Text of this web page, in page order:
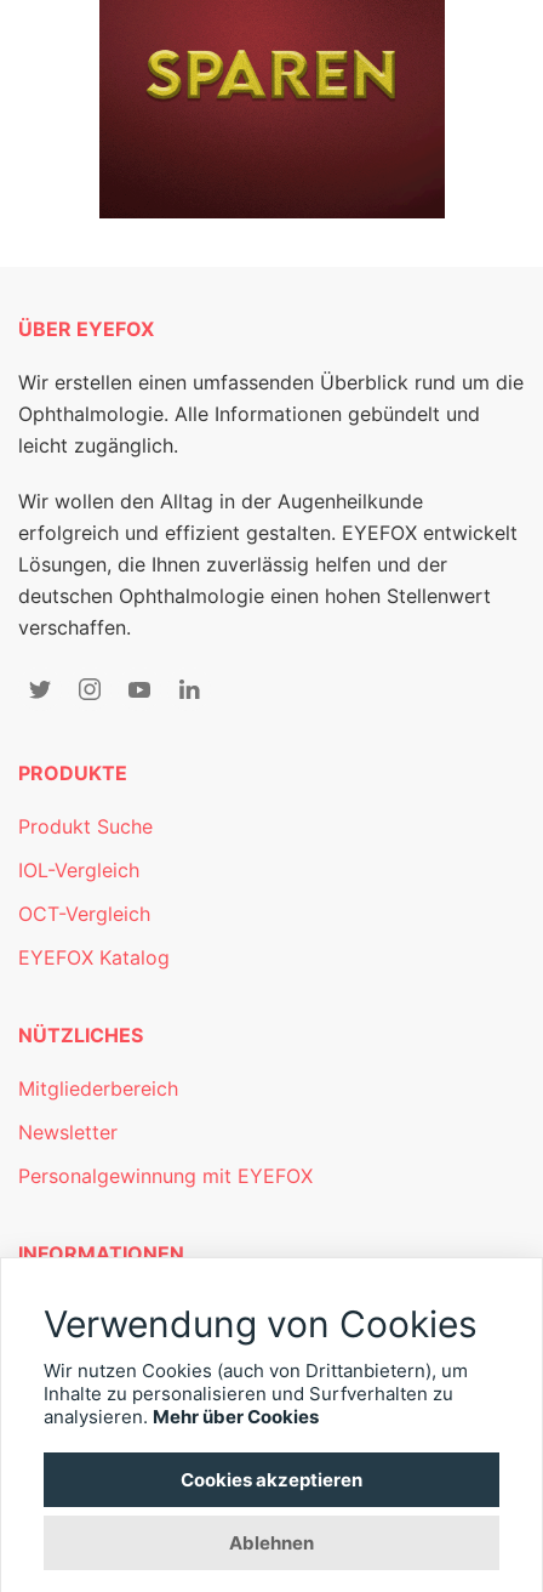
ÜBER EYEFOX
Wir erstellen einen umfassenden Überblick rund um die
Ophthalmologie. Alle Informationen gebündelt und
leicht zugänglich.
Wir wollen den Alltag in der Augenheilkunde
erfolgreich und effizient gestalten. EYEFOX entwickelt
Lösungen, die Ihnen zuverlässig helfen und der
deutschen Ophthalmologie einen hohen Stellenwert
verschaffen.
PRODUKTE
Produkt Suche
IOL-Vergleich
OCT-Vergleich
EYEFOX Katalog
NÜTZLICHES
Mitgliederbereich
Newsletter
Personalgewinnung mit EYEFOX
INFORMATIONEN
Was ist EYEFOX – Ihre Möglichkeiten
Kontakt
© 2026 EYEFOX UG (haftungsbeschränkt)
Verwendung von Cookies
Wir nutzen Cookies (auch von Drittanbietern), um
Inhalte zu personalisieren und Surfverhalten zu
analysieren. Mehr über Cookies
Cookies akzeptieren
Ablehnen